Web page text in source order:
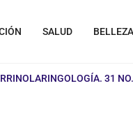
SALUD BELLEZA
31